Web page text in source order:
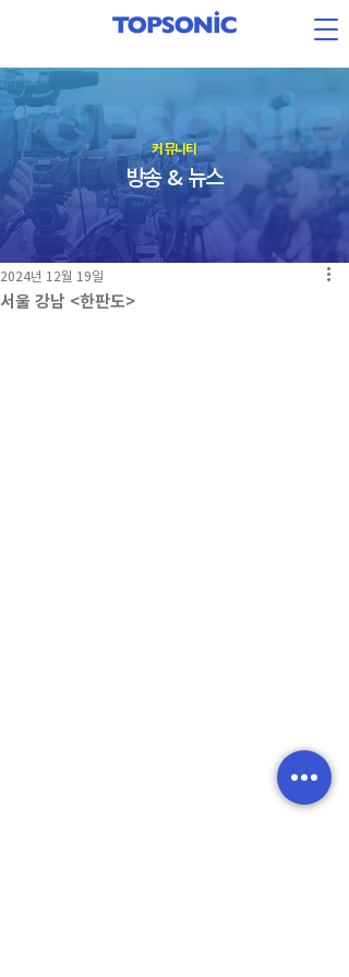
​커뮤니티
방송 & 뉴스
서울 강남 <한판도>
2024년 12월 19일